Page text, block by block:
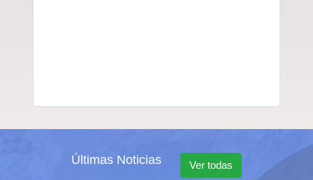
Últimas Noticias Ver todas